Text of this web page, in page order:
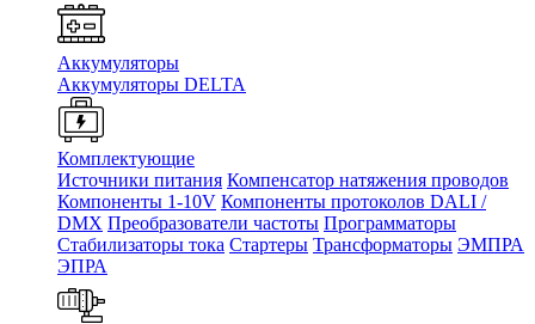
Аккумуляторы
Аккумуляторы DELTA
Комплектующие
Источники питания Компенсатор натяжения проводов
Компоненты 1-10V Компоненты протоколов DALI /
DMX Преобразователи частоты Программаторы
Стабилизаторы тока Стартеры Трансформаторы ЭМПРА
ЭПРА